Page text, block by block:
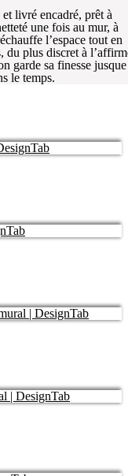
livré encadré, prêt à
une fois au mur, à
l’espace tout en
du plus discret à
garde sa finesse jusque
le temps.